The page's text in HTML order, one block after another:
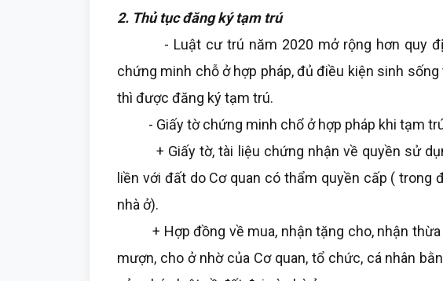
2. Thủ tục đăng ký tạm trú
- Luật cư trú năm 2020 mở rộng hơn quy
chứng minh chỗ ở hợp pháp, đủ điều kiện sinh
thì được đăng ký tạm trú.
- Giấy tờ chứng minh chổ ở hợp pháp khi tạm
+ Giấy tờ, tài liệu chứng nhận về quyền sử
liền với đất do Cơ quan có thẩm quyền cấp ( trong
nhà ở).
+ Hợp đồng về mua, nhận tặng cho, nhận thừa
mượn, cho ở nhờ của Cơ quan, tổ chức, cá nhân